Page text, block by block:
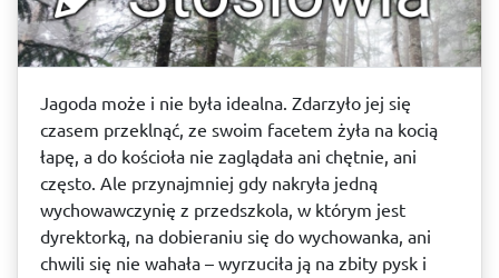
Jagoda może i nie była idealna. Zdarzyło jej się
czasem przeklnąć, ze swoim facetem żyła na kocią
łapę, a do kościoła nie zaglądała ani chętnie, ani
często. Ale przynajmniej gdy nakryła jedną
wychowawczynię z przedszkola, w którym jest
dyrektorką, na dobieraniu się do wychowanka, ani
chwili się nie wahała – wyrzuciła ją na zbity pysk i